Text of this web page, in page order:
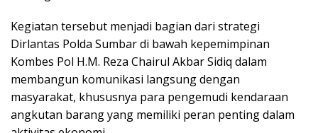
Kegiatan tersebut menjadi bagian dari strategi
Dirlantas Polda Sumbar di bawah kepemimpinan
Kombes Pol H.M. Reza Chairul Akbar Sidiq dalam
membangun komunikasi langsung dengan
masyarakat, khususnya para pengemudi kendaraan
angkutan barang yang memiliki peran penting dalam